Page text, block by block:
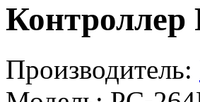
Производитель: